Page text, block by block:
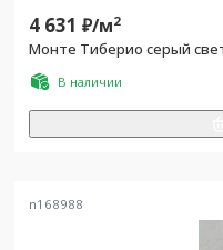
4 631 ₽/м2
Монте Тиберио серый
В наличии
n168988